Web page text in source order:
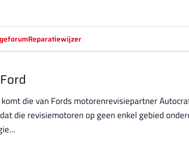
Reparatiewijzer
die van Fords motorenrevisiepartner
die revisiemotoren op geen enkel gebied